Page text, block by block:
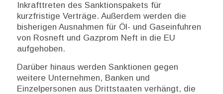
Inkrafttreten des Sanktionspakets für
kurzfristige Verträge. Außerdem werden die
bisherigen Ausnahmen für Öl- und Gaseinfuhren
von Rosneft und Gazprom Neft in die EU
aufgehoben.
Darüber hinaus werden Sanktionen gegen
weitere Unternehmen, Banken und
Einzelpersonen aus Drittstaaten verhängt, die